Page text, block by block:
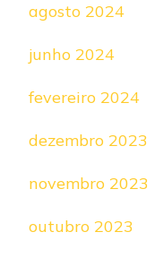
agosto 2024
junho 2024
fevereiro 2024
dezembro 2023
novembro 2023
outubro 2023